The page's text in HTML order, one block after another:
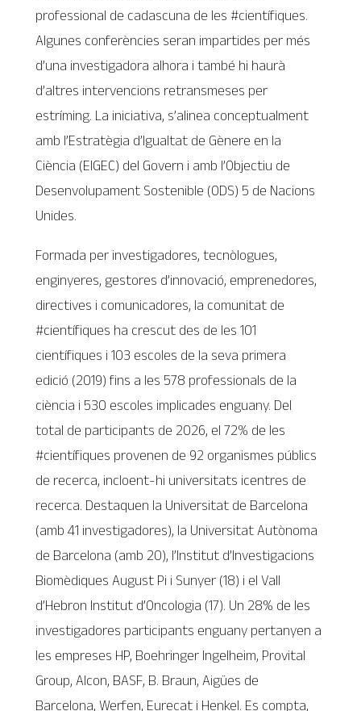
professional de cadascuna de les #científiques.
Algunes conferències seran impartides per més
d’una investigadora alhora i també hi haurà
d’altres intervencions retransmeses per
estríming. La iniciativa, s’alinea conceptualment
amb l’Estratègia d’Igualtat de Gènere en la
Ciència (EIGEC) del Govern i amb l’Objectiu de
Desenvolupament Sostenible (ODS) 5 de Nacions
Unides.
Formada per investigadores, tecnòlogues,
enginyeres, gestores d’innovació, emprenedores,
directives i comunicadores, la comunitat de
#científiques ha crescut des de les 101
científiques i 103 escoles de la seva primera
edició (2019) fins a les 578 professionals de la
ciència i 530 escoles implicades enguany. Del
total de participants de 2026, el 72% de les
#científiques provenen de 92 organismes públics
de recerca, incloent-hi universitats icentres de
recerca. Destaquen la Universitat de Barcelona
(amb 41 investigadores), la Universitat Autònoma
de Barcelona (amb 20), l’Institut d’Investigacions
Biomèdiques August Pi i Sunyer (18) i el Vall
d’Hebron Institut d’Oncologia (17). Un 28% de les
investigadores participants enguany pertanyen a
les empreses HP, Boehringer Ingelheim, Provital
Group, Alcon, BASF, B. Braun, Aigües de
Barcelona, Werfen, Eurecat i Henkel. Es compta,